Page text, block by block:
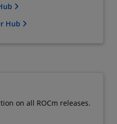
Hub
on all ROCm releases.